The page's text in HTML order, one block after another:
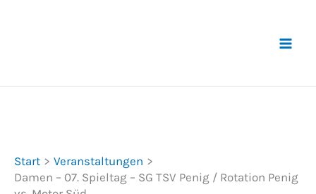
Start
Veranstaltungen
Damen – 07. Spieltag – SG TSV Penig / Rotation Penig